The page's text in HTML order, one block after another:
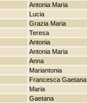
Antonia Maria
Lucia
Grazia Maria
Teresa
Antonia
Antonia Maria
Anna
Mariantonia
Francesca Gaetana
Maria
Gaetana